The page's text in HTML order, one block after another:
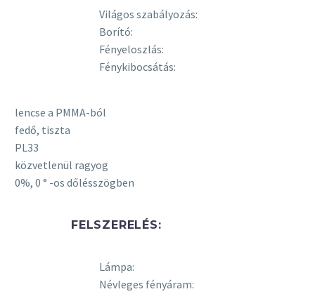
Világos szabályozás:
Borító:
Fényeloszlás:
Fénykibocsátás:
lencse a PMMA-ból
fedő, tiszta
PL33
közvetlenül ragyog
0%, 0 ° -os dőlésszögben
FELSZERELÉS:
Lámpa:
Névleges fényáram: